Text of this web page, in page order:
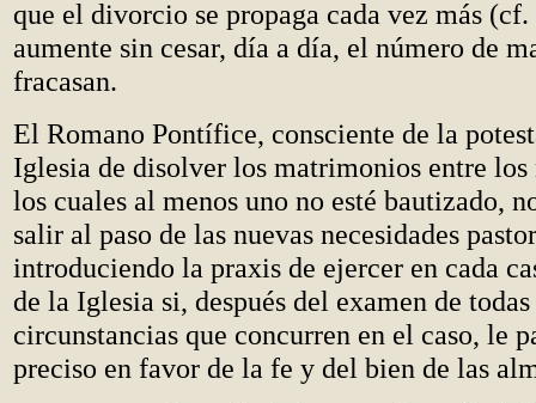
que el divorcio se propaga cada vez más (cf.
aumente sin cesar, día a día, el número de
fracasan.
El Romano Pontífice, consciente de la
Iglesia de disolver los matrimonios entre
los cuales al menos uno no esté bautizado,
salir al paso de las nuevas necesidades
introduciendo la praxis de ejercer en cada
de la Iglesia si, después del examen de
circunstancias que concurren en el caso, le
preciso en favor de la fe y del bien de las